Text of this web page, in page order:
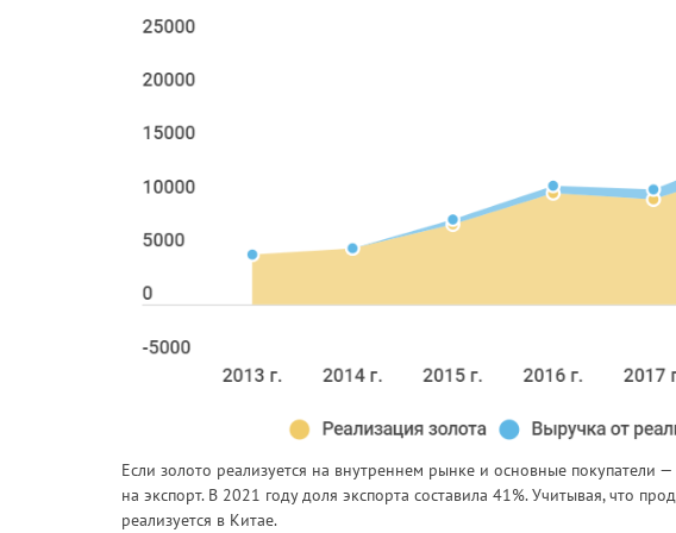
Если золото реализуется на внутреннем рынке и основные покупатели
на экспорт. В 2021 году доля экспорта составила 41%. Учитывая, что
реализуется в Китае.